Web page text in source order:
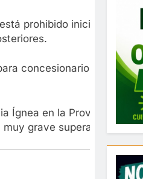
prohibido iniciar
concesionarios de
Ígnea en la Provincia de
grave supera los $2